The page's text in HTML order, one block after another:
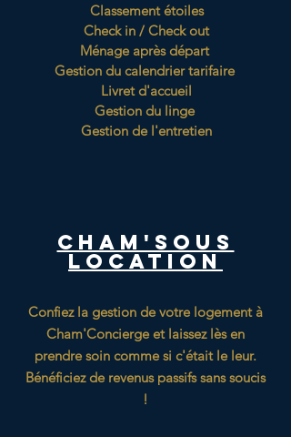
Classement étoiles
Check in / Check out
Ménage après départ
Gestion du calendrier tarifaire
Livret d'accueil
Gestion du linge
Gestion de l'entretien
Cham'sous
location
Confiez la gestion de votre logement à
Cham'Concierge et laissez lès en
prendre soin comme si c'était le leur.
Bénéficiez de revenus passifs sans soucis
!